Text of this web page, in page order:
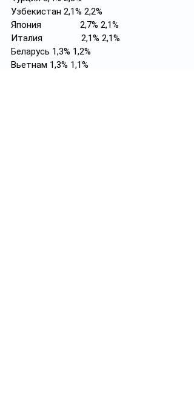
Узбекистан 2,1% 2,2%
Япония                2,7% 2,1%
Италия                2,1% 2,1%
Беларусь 1,3% 1,2%
Вьетнам 1,3% 1,1%